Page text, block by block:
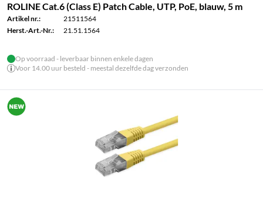
ROLINE Cat.6 (Class E) Patch Cable, UTP, PoE, blauw, 5 m
Artikel nr.:
21511564
Herst.-Art.-Nr.:
21.51.1564
Op voorraad - leverbaar binnen enkele dagen
Voor 14.00 uur besteld - meestal dezelfde dag verzonden